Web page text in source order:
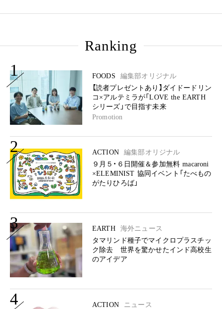
Ranking
1 FOODS
編集部オリジナル
【読者プレゼントあり】ダイドードリン
コ×アルテミラが「LOVE the EARTH
シリーズ」で目指す未来
Promotion
2 ACTION
編集部オリジナル
９月５・６日開催＆参加無料 macaroni
×ELEMINIST 協同イベント「たべもの
がたりひろば」
3 EARTH
海外ニュース
タマリンド種子でマイクロプラスチッ
ク除去 世界を驚かせたインド高校生
のアイデア
4 ACTION
ニュース